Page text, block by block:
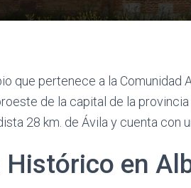
que pertenece a la Comunidad
de la capital de la provincia
28 km. de Ávila y cuenta con
en